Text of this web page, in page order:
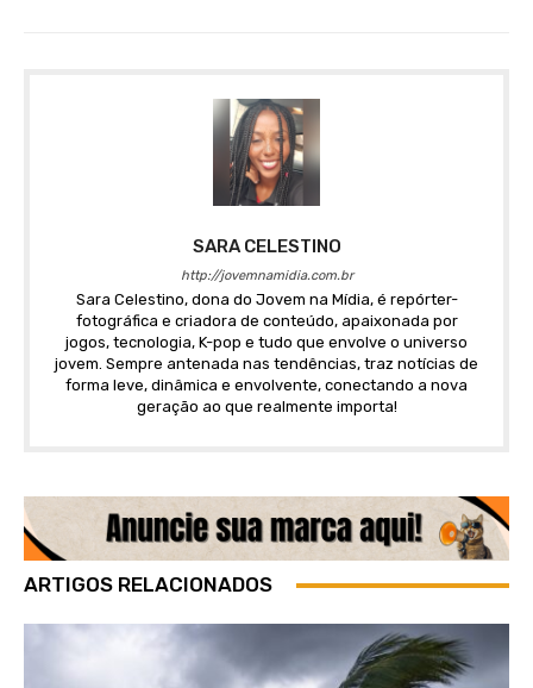
SARA CELESTINO
http://jovemnamidia.com.br
Sara Celestino, dona do Jovem na Mídia, é repórter-
fotográfica e criadora de conteúdo, apaixonada por
jogos, tecnologia, K-pop e tudo que envolve o universo
jovem. Sempre antenada nas tendências, traz notícias de
forma leve, dinâmica e envolvente, conectando a nova
geração ao que realmente importa!
ARTIGOS RELACIONADOS